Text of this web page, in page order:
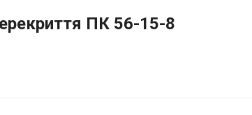
ПК 56-15-8